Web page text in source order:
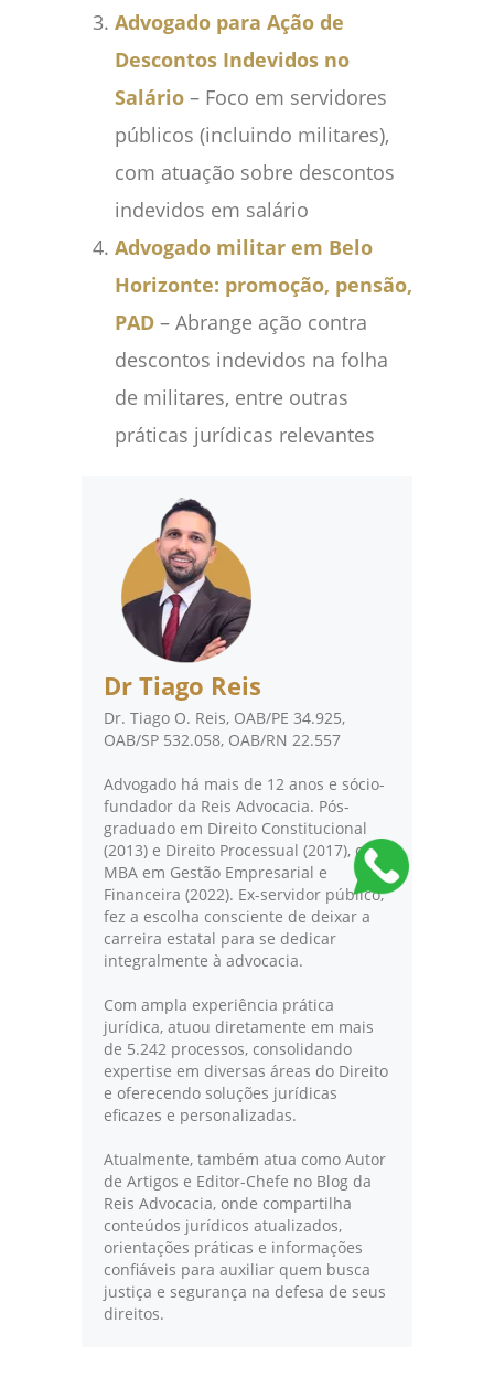
Advogado para Ação de
Descontos Indevidos no
Salário – Foco em servidores
públicos (incluindo militares),
com atuação sobre descontos
indevidos em salário
Advogado militar em Belo
Horizonte: promoção, pensão,
PAD – Abrange ação contra
descontos indevidos na folha
de militares, entre outras
práticas jurídicas relevantes
Dr Tiago Reis
Dr. Tiago O. Reis, OAB/PE 34.925,
OAB/SP 532.058, OAB/RN 22.557
Advogado há mais de 12 anos e sócio-
fundador da Reis Advocacia. Pós-
graduado em Direito Constitucional
(2013) e Direito Processual (2017), com
MBA em Gestão Empresarial e
Financeira (2022). Ex-servidor público,
fez a escolha consciente de deixar a
carreira estatal para se dedicar
integralmente à advocacia.
Com ampla experiência prática
jurídica, atuou diretamente em mais
de 5.242 processos, consolidando
expertise em diversas áreas do Direito
e oferecendo soluções jurídicas
eficazes e personalizadas.
Atualmente, também atua como Autor
de Artigos e Editor-Chefe no Blog da
Reis Advocacia, onde compartilha
conteúdos jurídicos atualizados,
orientações práticas e informações
confiáveis para auxiliar quem busca
justiça e segurança na defesa de seus
direitos.